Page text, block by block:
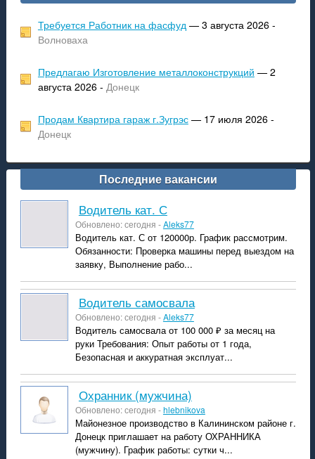
Требуется Работник на фасфуд— 3 августа 2026 -
Волноваха
Предлагаю Изготовление металлоконструкций — 2
августа 2026 - Донецк
Продам Квартира гараж г.Зугрэс— 17 июля 2026 -
Донецк
Последние вакансии
Водитель кат. С
Обновлено: сегодня -Aleks77
Водитель кат. С от 120000р. График рассмотрим.
Обязанности: Проверка машины перед выездом на
заявку, Выполнение рабо...
Водитель самосвала
Обновлено: сегодня -Aleks77
Водитель самосвала от 100 000 ₽ за месяц на
руки Требования: Опыт работы от 1 года,
Безопасная и аккуратная эксплуат...
Охранник (мужчина)
Обновлено: сегодня -hlebnikova
Майонезное производство в Калининском районе г.
Донецк приглашает на работу ОХРАННИКА
(мужчину). График работы: сутки ч...